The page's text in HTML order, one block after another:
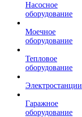
Насосное
оборудование
Моечное
оборудование
Тепловое
оборудование
Электростанции
Гаражное
оборудование